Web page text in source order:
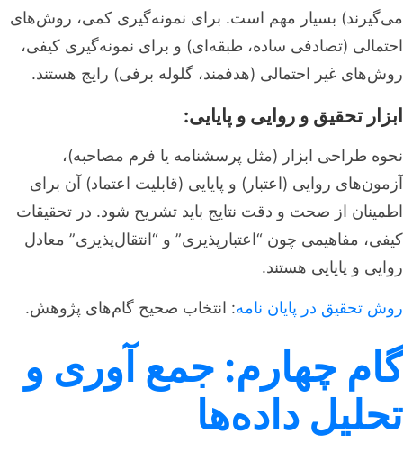
می‌گیرند) بسیار مهم است. برای نمونه‌گیری کمی، روش‌های
احتمالی (تصادفی ساده، طبقه‌ای) و برای نمونه‌گیری کیفی،
روش‌های غیر احتمالی (هدفمند، گلوله برفی) رایج هستند.
ابزار تحقیق و روایی و پایایی:
نحوه طراحی ابزار (مثل پرسشنامه یا فرم مصاحبه)،
آزمون‌های روایی (اعتبار) و پایایی (قابلیت اعتماد) آن برای
اطمینان از صحت و دقت نتایج باید تشریح شود. در تحقیقات
کیفی، مفاهیمی چون “اعتبارپذیری” و “انتقال‌پذیری” معادل
روایی و پایایی هستند.
روش تحقیق در پایان نامه: انتخاب صحیح گام‌های پژوهش.
گام چهارم: جمع آوری و
تحلیل داده‌ها